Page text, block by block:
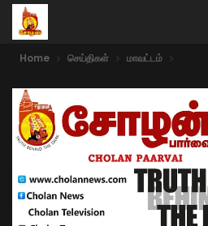
Home செய்திகள் மாவட்டம்